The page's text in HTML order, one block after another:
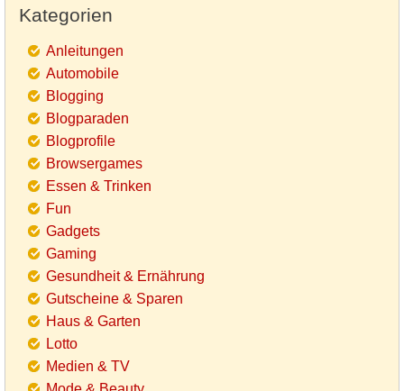
Kategorien
Anleitungen
Automobile
Blogging
Blogparaden
Blogprofile
Browsergames
Essen & Trinken
Fun
Gadgets
Gaming
Gesundheit & Ernährung
Gutscheine & Sparen
Haus & Garten
Lotto
Medien & TV